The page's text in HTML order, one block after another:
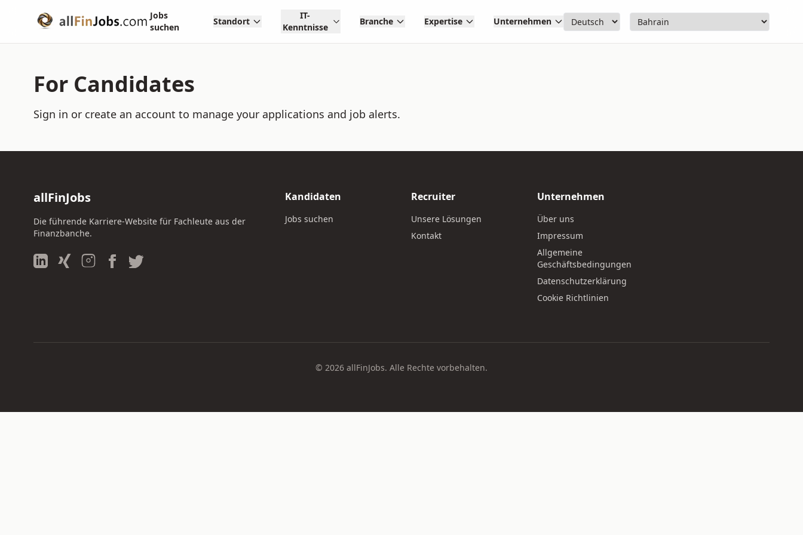
Jobs
suchen
Standort
IT-
Kenntnisse
Branche Expertise Unternehmen
For Candidates
Sign in or create an account to manage your applications and job alerts.
allFinJobs
Die führende Karriere-Website für Fachleute aus der
Finanzbanche.
Kandidaten
Jobs suchen
Recruiter
Unsere Lösungen
Kontakt
Unternehmen
Über uns
Impressum
Allgemeine
Geschäftsbedingungen
Datenschutzerklärung
Cookie Richtlinien
© 2026 allFinJobs. Alle Rechte vorbehalten.